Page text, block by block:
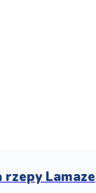
rzepy Lamaze